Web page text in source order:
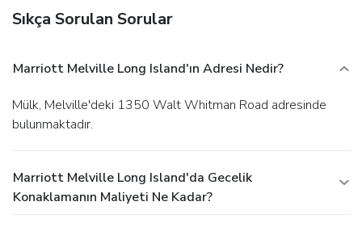
Sıkça Sorulan Sorular
Marriott Melville Long Island'ın Adresi Nedir?
Mülk, Melville'deki 1350 Walt Whitman Road adresinde
bulunmaktadır.
Marriott Melville Long Island'da Gecelik
Konaklamanın Maliyeti Ne Kadar?